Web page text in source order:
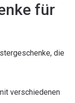
für
die
verschiedenen